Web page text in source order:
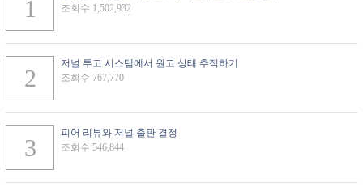
조회수 1,502,932
저널 투고 시스템에서 원고 상태 추적하기
조회수 767,770
피어 리뷰와 저널 출판 결정
조회수 546,844